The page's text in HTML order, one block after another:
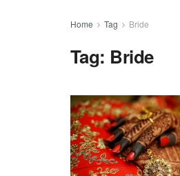
Home Tag Bride
Tag: Bride